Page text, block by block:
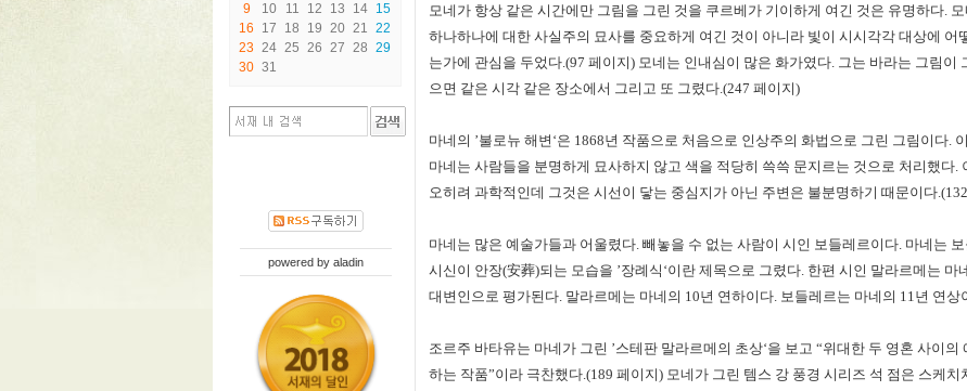
9
10 11 12 13 14 15
16
17 18 19 20 21 22
23 24 25 26 27 28 29
30 31
powered by aladin
모네가 항상 같은 시간에만 그림을 그린 것을 쿠르베가 기이하게 여긴 것은 유명하다.
하나하나에 대한 사실주의 묘사를 중요하게 여긴 것이 아니라 빛이 시시각각 대상에 어
는가에 관심을 두었다.(97 페이지) 모네는 인내심이 많은 화가였다. 그는 바라는 그림이
으면 같은 시각 같은 장소에서 그리고 또 그렸다.(247 페이지)
마네의 ’불로뉴 해변 ‘은 1868년 작품으로 처음으로 인상주의 화법으로 그린 그림이다.
마네는 사람들을 분명하게 묘사하지 않고 색을 적당히 쓱쓱 문지르는 것으로 처리했다.
오히려 과학적인데 그것은 시선이 닿는 중심지가 아닌 주변은 불분명하기 때문이다.(132
마네는 많은 예술가들과 어울렸다. 빼놓을 수 없는 사람이 시인 보들레르이다. 마네는
시신이 안장(安葬)되는 모습을 ’장례식 ‘이란 제목으로 그렸다. 한편 시인 말라르메는 마
대변인으로 평가된다. 말라르메는 마네의 10년 연하이다. 보들레르는 마네의 11년 연상
조르주 바타유는 마네가 그린 ’스테판 말라르메의 초상‘을 보고 “위대한 두 영혼 사이의
하는 작품”이라 극찬했다.(189 페이지) 모네가 그린 템스 강 풍경 시리즈 석 점은 스케치